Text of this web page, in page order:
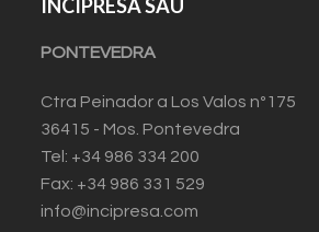
INCIPRESA SAU
PONTEVEDRA
Ctra Peinador a Los Valos nº175
36415 - Mos. Pontevedra
Tel: +34 986 334 200
Fax: +34 986 331 529
info@incipresa.com